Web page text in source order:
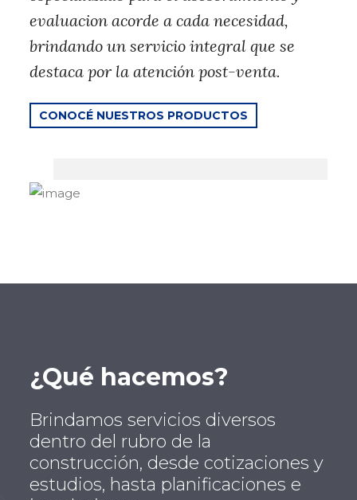
evaluacion acorde a cada necesidad,
brindando un servicio integral que se
destaca por la atención post-venta.
CONOCÉ NUESTROS PRODUCTOS
¿Qué hacemos?
Brindamos servicios diversos
dentro del rubro de la
construcción, desde cotizaciones y
estudios, hasta planificaciones e